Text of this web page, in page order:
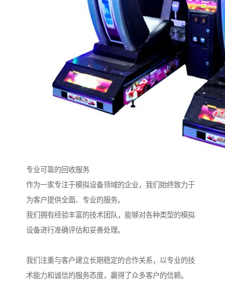
专业可靠的回收服务
作为一家专注于模拟设备领域的企业，我们始终致力于
为客户提供全面、专业的服务。
我们拥有经验丰富的技术团队，能够对各种类型的模拟
设备进行准确评估和妥善处理。
我们注重与客户建立长期稳定的合作关系，以专业的技
术能力和诚信的服务态度，赢得了众多客户的信赖。